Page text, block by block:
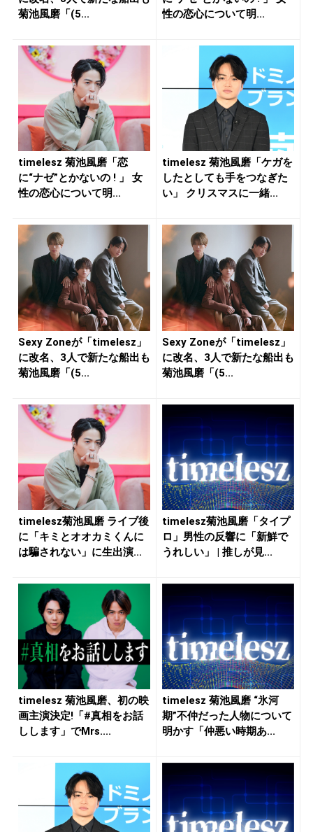
菊池風磨「(5...
性の恋心について明...
timelesz 菊池風磨「恋
に“ナゼ”とかないの ! 」 女
性の恋心について明...
timelesz 菊池風磨「ケガを
したとしても手をつなぎた
い」 クリスマスに一緒...
Sexy Zoneが「timelesz」
に改名、3人で新たな船出も
菊池風磨「(5...
Sexy Zoneが「timelesz」
に改名、3人で新たな船出も
菊池風磨「(5...
timelesz菊池風磨 ライブ後
に「キミとオオカミくんに
は騙されない」に生出演...
timelesz菊池風磨「タイプ
ロ」男性の反響に「新鮮で
うれしい」 | 推しが見...
timelesz 菊池風磨、初の映
画主演決定!「#真相をお話
しします」でMrs....
timelesz 菊池風磨 “氷河
期”不仲だった人物について
明かす「仲悪い時期あ...